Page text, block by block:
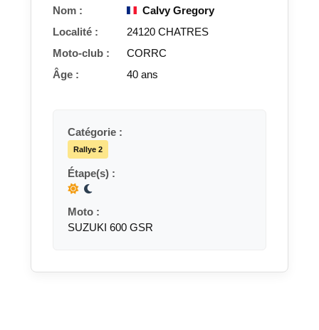
Nom :
Calvy Gregory
Localité :
24120 CHATRES
Moto-club :
CORRC
Âge :
40 ans
Catégorie :
Rallye 2
Étape(s) :
Moto :
SUZUKI 600 GSR